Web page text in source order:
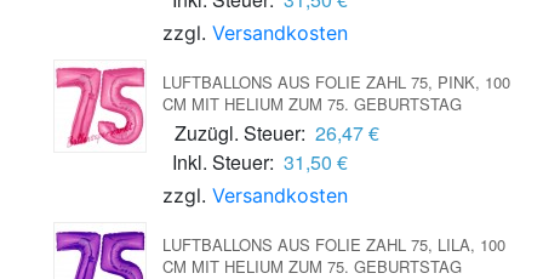
zzgl. Versandkosten
LUFTBALLONS AUS FOLIE ZAHL 75, PINK, 100
CM MIT HELIUM ZUM 75. GEBURTSTAG
Zuzügl. Steuer: 26,47 €
Inkl. Steuer: 31,50 €
zzgl. Versandkosten
LUFTBALLONS AUS FOLIE ZAHL 75, LILA, 100
CM MIT HELIUM ZUM 75. GEBURTSTAG